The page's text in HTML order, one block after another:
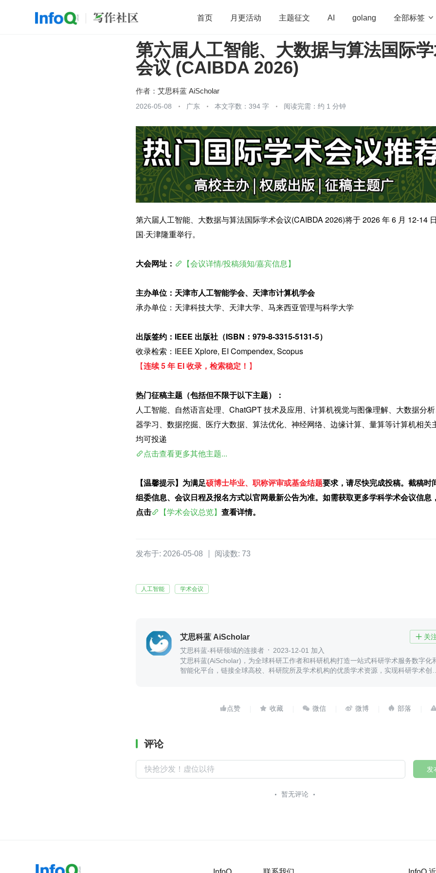
首页 月更活动 主题征文 AI golang 全部标签 
开源 架构 OpenHarmony 算法 学习方法 Web3.0 高
团队管理 程序员 运维 深度思考
第六届人工智能、大数据与算法国际
会议 (CAIBDA 2026)
作者： 艾思科蓝 AiScholar
2026-05-08 广东 本文字数：394 字 阅读完需：约 1 分钟
第六届人工智能、大数据与算法国际学术会议(CAIBDA 2026)将于 2026 年 6 月 12-14
国·天津隆重举行。
大会网址： 【会议详情/投稿须知/嘉宾信息】
主办单位：天津市人工智能学会、天津市计算机学会
承办单位：天津科技大学、天津大学、马来西亚管理与科学大学
出版签约：IEEE 出版社（ISBN：979-8-3315-5131-5）
收录检索：IEEE Xplore, EI Compendex, Scopus
【连续 5 年 EI 收录，检索稳定！ 】
热门征稿主题（包括但不限于以下主题）：
人工智能、自然语言处理、ChatGPT 技术及应用、计算机视觉与图像理解、大数据分
器学习、数据挖掘、医疗大数据、算法优化、神经网络、边缘计算、量算等计算机相关
均可投递
点击查看更多其他主题...
【温馨提示】为满足硕博士毕业、职称评审或基金结题要求，请尽快完成投稿。截稿时
组委信息、会议日程及报名方式以官网最新公告为准。如需获取更多学科学术会议信息
点击
【学术会议总览】 查看详情。
发布于: 2026-05-08 阅读数: 73
人工智能 学术会议
艾思科蓝 AiScholar  关
艾思科蓝-科研领域的连接者
2023-12-01 加入
艾思科蓝(AiScholar)，为全球科研工作者和科研机构打造一站式科研学术服务数字化
智能化平台，链接全球高校、科研院所及学术机构的优质学术资源，实现科研学术创
    
评论
发
暂无评论